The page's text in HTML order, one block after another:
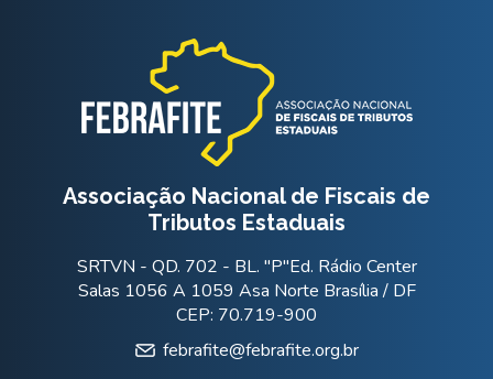
Associação Nacional de Fiscais de
Tributos Estaduais
SRTVN - QD. 702 - BL. "P"Ed. Rádio Center
Salas 1056 A 1059 Asa Norte Brasília / DF
CEP: 70.719-900
febrafite@febrafite.org.br